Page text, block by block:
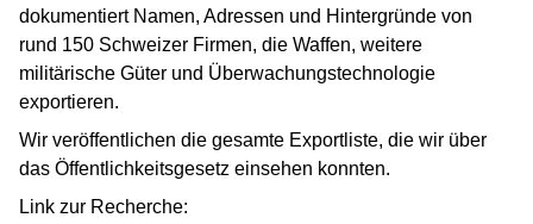
dokumentiert Namen, Adressen und Hintergründe von
rund 150 Schweizer Firmen, die Waffen, weitere
militärische Güter und Überwachungstechnologie
exportieren.
Wir veröffentlichen die gesamte Exportliste, die wir über
das Öffentlichkeitsgesetz einsehen konnten.
Link zur Recherche: